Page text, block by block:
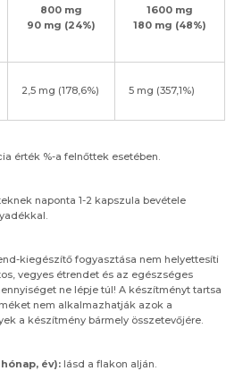
800 mg
90 mg (24%)
1600 mg
180 mg (48%)
2,5 mg (178,6%) 5 mg (357,1%)
érték %-a felnőttek esetében.
naponta 1-2 kapszula bevétele
kiegészítő fogyasztása nem helyettesíti
vegyes étrendet és az egészséges
ne lépje túl! A készítményt tartsa
nem alkalmazhatják azok a
a készítmény bármely összetevőjére.
év): lásd a flakon alján.